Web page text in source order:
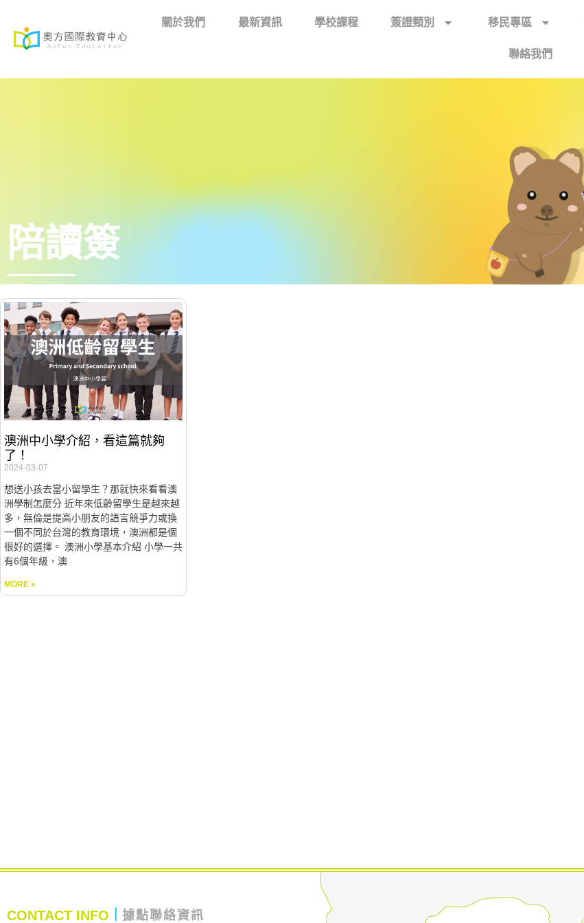
關於我們 最新資訊 學校課程 簽證類別 移民專區
聯絡我們
陪讀簽
澳洲中小學介紹，看這篇就夠
了！
2024-03-07
想送小孩去當小留學生？那就快來看看澳
洲學制怎麼分 近年來低齡留學生是越來越
多，無倫是提高小朋友的語言競爭力或換
一個不同於台灣的教育環境，澳洲都是個
很好的選擇。 澳洲小學基本介紹 小學一共
有6個年級，澳
MORE »
CONTACT INFO 據點聯絡資訊